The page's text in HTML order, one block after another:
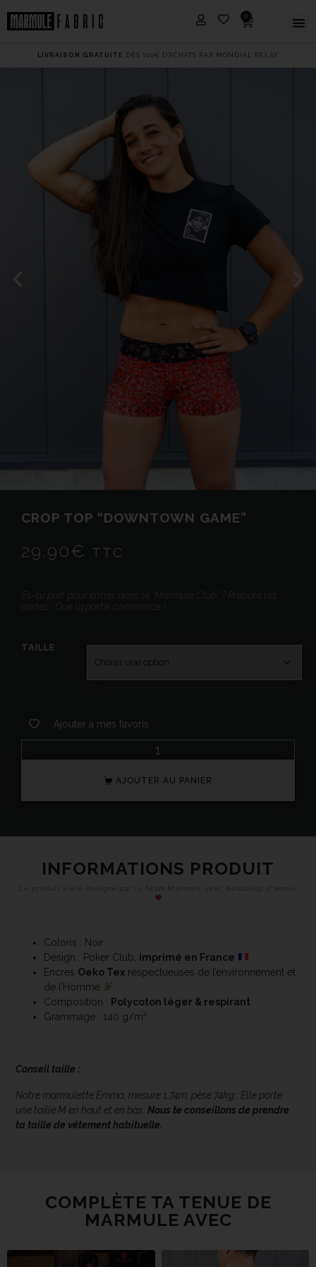
0
LIVRAISON GRATUITE DÈS 100€ D'ACHATS PAR MONDIAL RELAY
CROP TOP “DOWNTOWN GAME”
29.90€ TTC
TAILLE
Ajouter à mes favoris
AJOUTER AU PANIER
INFORMATIONS PRODUIT
Ce produit a été designé par la Team Marmule avec beaucoup d’amour
Coloris : Noir
Design : Poker Club, imprimé en France
Encres Oeko Tex respectueuses de l’environnement et
de l’Homme
Composition : Polycoton léger & respirant
Grammage : 140 g/m²
Conseil taille :
Notre marmulette Emma, mesure 1,74m, pèse 74kg ; Elle porte
une taille M en haut et en bas.Nous te conseillons de prendre
ta taille de vêtement habituelle.
COMPLÈTE TA TENUE DE
MARMULE AVEC